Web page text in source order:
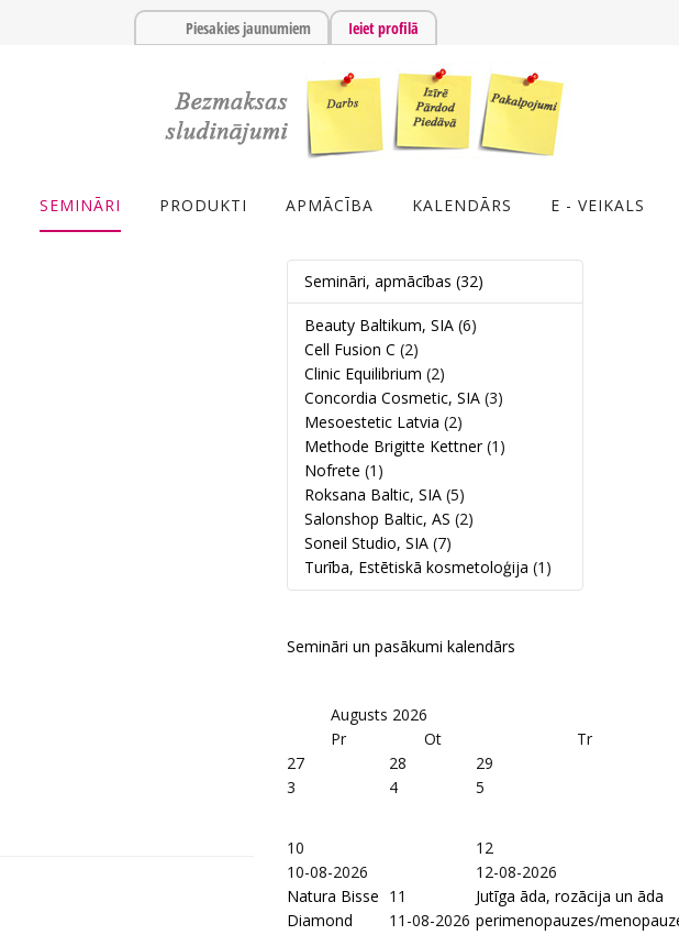
Piesakies jaunumiem Ieiet profilā
SEMINĀRI PRODUKTI APMĀCĪBA KALENDĀRS E - VEIKALS
Semināri, apmācības (32)
Beauty Baltikum, SIA (6)
Cell Fusion C (2)
Clinic Equilibrium (2)
Concordia Cosmetic, SIA (3)
Mesoestetic Latvia (2)
Methode Brigitte Kettner (1)
Nofrete (1)
Roksana Baltic, SIA (5)
Salonshop Baltic, AS (2)
Soneil Studio, SIA (7)
Turība, Estētiskā kosmetoloģija (1)
Semināri un pasākumi kalendārs
Augusts 2026
Pr
Ot
Tr
27
28
29
3
4 5
10
10-08-2026
Natura Bisse
Diamond
11
11-08-2026
12
12-08-2026
Jutīga āda, rozācija un āda
perimenopauzes/